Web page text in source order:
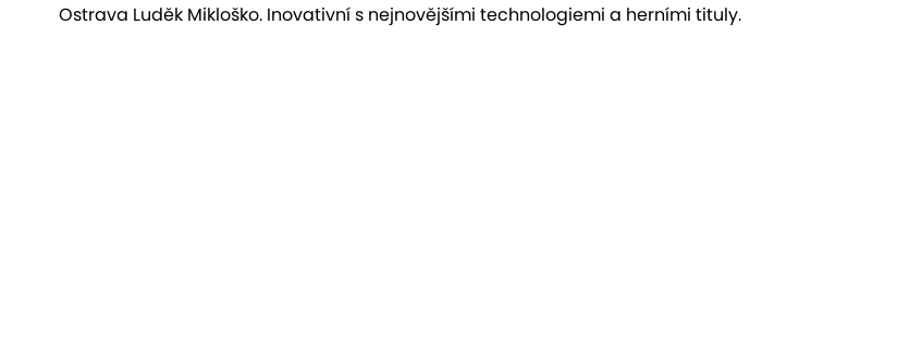
Ostrava Luděk Mikloško. Inovativní s nejnovějšími technologiemi a herními tituly.